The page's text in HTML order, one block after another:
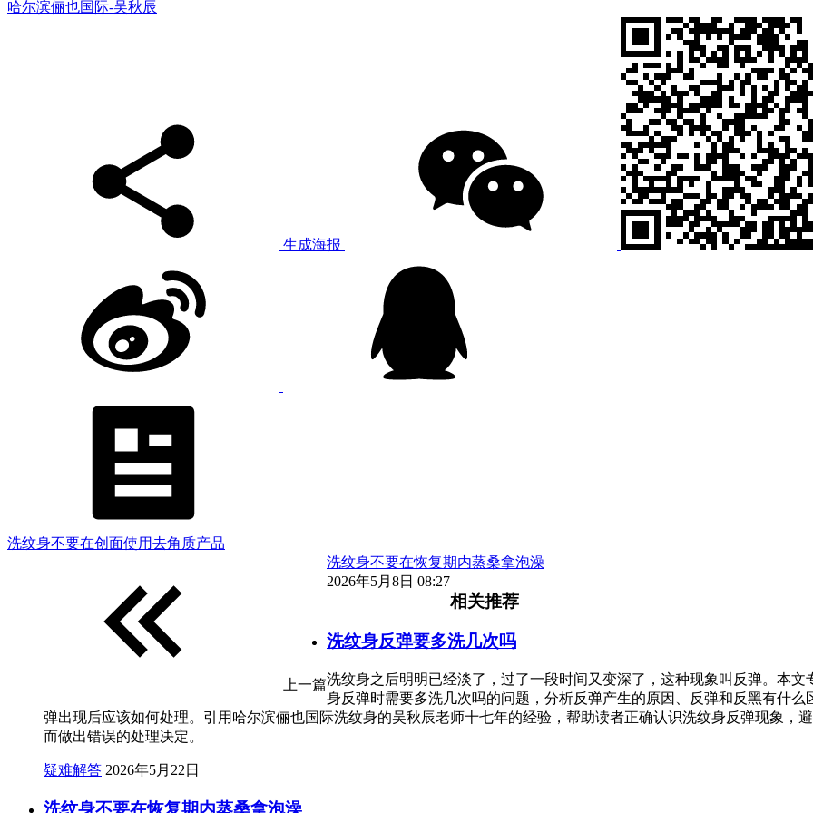
哈尔滨俪也国际-吴秋辰
生成海报
洗纹身不要在创面使用去角质产品
上一篇
洗纹身不要在恢复期内蒸桑拿泡澡
2026年5月8日 08:27
相关推荐
洗纹身反弹要多洗几次吗
洗纹身之后明明已经淡了，过了一段时间又变深了，这种现象叫反弹。本文
身反弹时需要多洗几次吗的问题，分析反弹产生的原因、反弹和反黑有什么
弹出现后应该如何处理。引用哈尔滨俪也国际洗纹身的吴秋辰老师十七年的经验，帮助读者正确认识洗纹身反弹现象，
而做出错误的处理决定。
疑难解答 2026年5月22日
洗纹身不要在恢复期内蒸桑拿泡澡